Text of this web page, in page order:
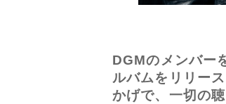
DGMのメンバー
ルバムをリリー
かげで、一切の